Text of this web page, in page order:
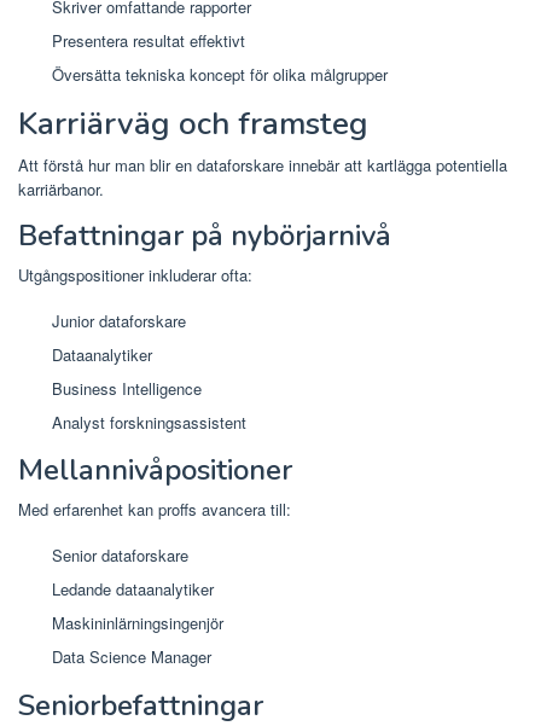
Skriver omfattande rapporter
Presentera resultat effektivt
Översätta tekniska koncept för olika målgrupper
Karriärväg och framsteg
Att förstå hur man blir en dataforskare innebär att kartlägga potentiella
karriärbanor.
Befattningar på nybörjarnivå
Utgångspositioner inkluderar ofta:
Junior dataforskare
Dataanalytiker
Business Intelligence
Analyst forskningsassistent
Mellannivåpositioner
Med erfarenhet kan proffs avancera till:
Senior dataforskare
Ledande dataanalytiker
Maskininlärningsingenjör
Data Science Manager
Seniorbefattningar